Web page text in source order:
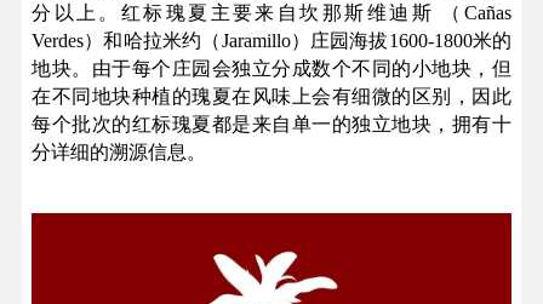
分以上。红标瑰夏主要来自坎那斯维迪斯 （Cañas
Verdes）和哈拉⽶约（Jaramillo）庄园海拔1600-1800米的
地块。由于每个庄园会独立分成数个不同的小地块，但
在不同地块种植的瑰夏在风味上会有细微的区别，因此
每个批次的红标瑰夏都是来自单一的独立地块，拥有十
分详细的溯源信息。